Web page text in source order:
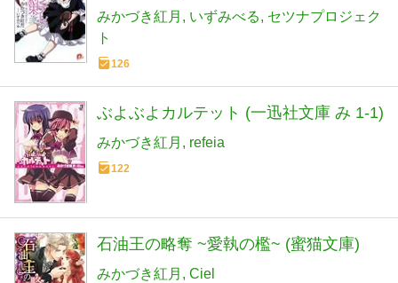
みかづき紅月 いずみべる
セツナプロジェク
ト
126
ぶよぶよカルテット (一迅社文庫 み 1-1)
みかづき紅月 refeia
122
石油王の略奪 ~愛執の檻~ (蜜猫文庫)
みかづき紅月 Ciel